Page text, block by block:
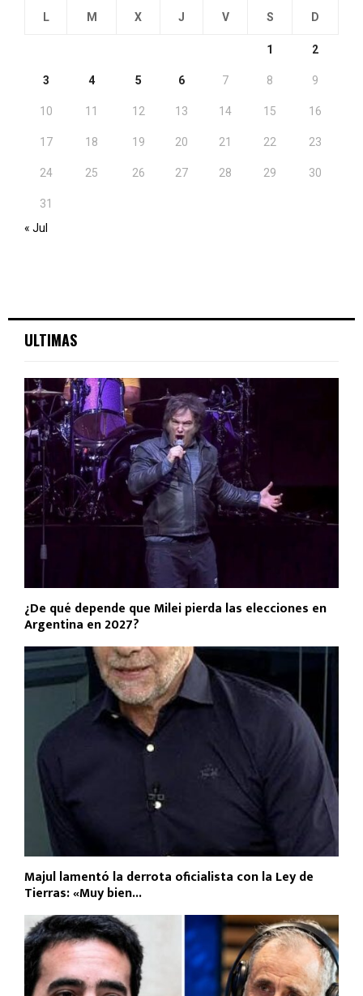
L M X J V S D
1 2
3 4 5 6 7 8 9
10 11 12 13 14 15 16
17 18 19 20 21 22 23
24 25 26 27 28 29 30
31
« Jul
ULTIMAS
¿De qué depende que Milei pierda las elecciones en
Argentina en 2027?
Majul lamentó la derrota oficialista con la Ley de
Tierras: «Muy bien...